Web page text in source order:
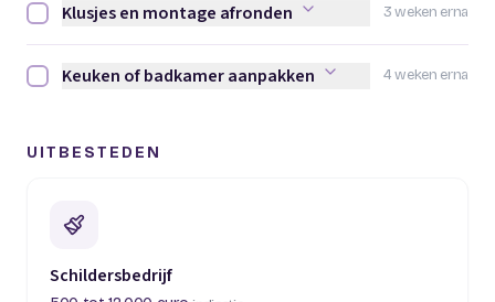
3 weken erna
Klusjes en montage afronden afvinken
Klusjes en montage afronden
4 weken erna
Keuken of badkamer aanpakken afvinken
Keuken of badkamer aanpakken
UITBESTEDEN
Schildersbedrijf